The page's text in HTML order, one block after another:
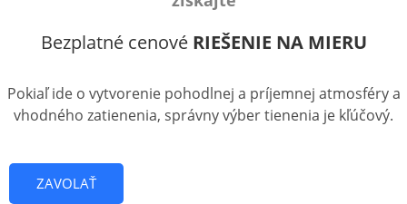
Bezplatné cenové RIEŠENIE NA MIERU
Pokiaľ ide o vytvorenie pohodlnej a príjemnej atmosféry a
vhodného zatienenia, správny výber tienenia je kľúčový.
ZAVOLAŤ